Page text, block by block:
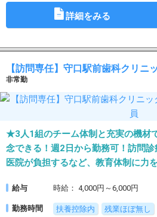
詳細をみる
【訪問専任】守口駅前歯科クリニ
非常勤
★3人1組のチーム体制と充実の機材
念できる！週2日から勤務可！訪問
医院が負担するなど、教育体制に力
給与 時給： 4,000円～6,000円
勤務時間 扶養控除内
残業ほぼ無し